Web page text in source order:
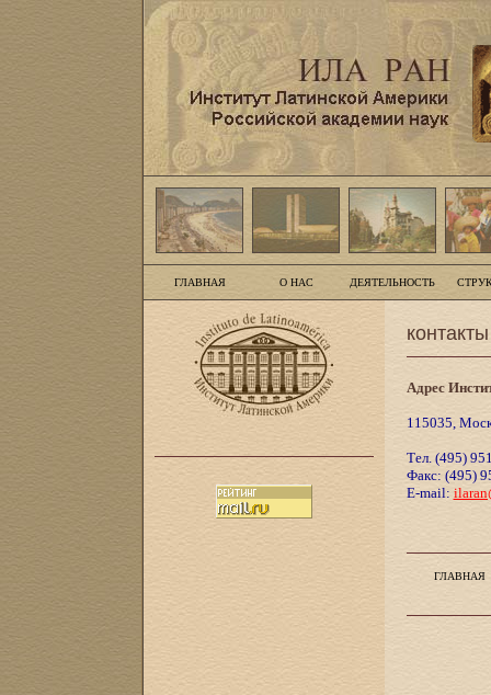
ГЛАВНАЯ О НАС ДЕЯТЕЛЬНОСТЬ
контакты
Адрес
115035,
Тел. (495)
Факс: (495)
E-mail:
ГЛАВНАЯ